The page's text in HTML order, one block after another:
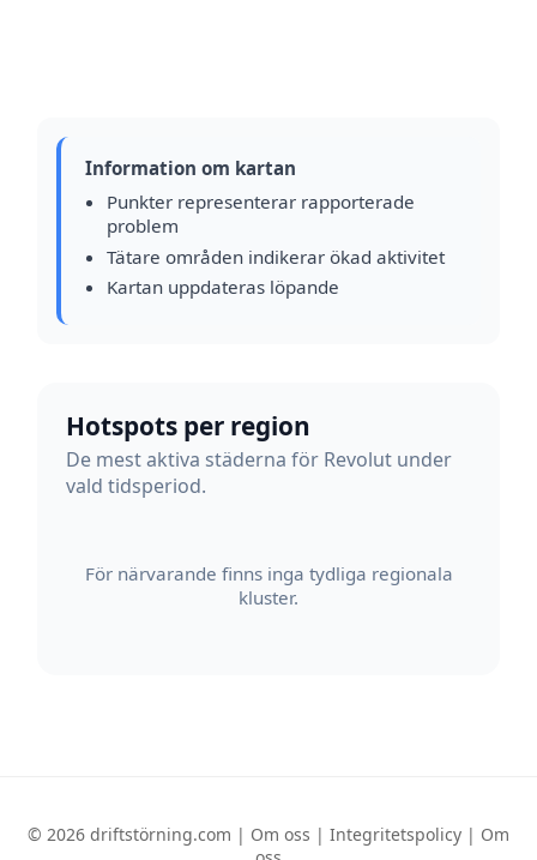
Information om kartan
Punkter representerar rapporterade
problem
Tätare områden indikerar ökad aktivitet
Kartan uppdateras löpande
Hotspots per region
De mest aktiva städerna för Revolut under
vald tidsperiod.
För närvarande finns inga tydliga regionala
kluster.
© 2026 driftstörning.com | Om oss | Integritetspolicy | Om